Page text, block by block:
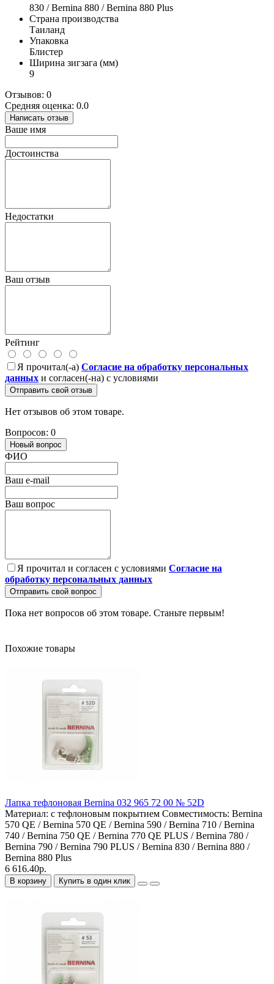
830 / Bernina 880 / Bernina 880 Plus
Страна производства
Таиланд
Упаковка
Блистер
Ширина зигзага (мм)
9
Отзывов: 0
Средняя оценка: 0.0
Написать отзыв
Ваше имя
Достоинства
Недостатки
Ваш отзыв
Рейтинг
Я прочитал(-а) Согласие на обработку персональных
данных и согласен(-на) с условиями
Отправить свой отзыв
Нет отзывов об этом товаре.
Вопросов: 0
Новый вопрос
ФИО
Ваш e-mail
Ваш вопрос
Я прочитал и согласен с условиями Согласие на
обработку персональных данных
Отправить свой вопрос
Пока нет вопросов об этом товаре. Станьте первым!
Похожие товары
Лапка тефлоновая Bernina 032 965 72 00 № 52D
Материал: с тефлоновым покрытием Совместимость: Bernina
570 QE / Bernina 570 QE / Bernina 590 / Bernina 710 / Bernina
740 / Bernina 750 QE / Bernina 770 QE PLUS / Bernina 780 /
Bernina 790 / Bernina 790 PLUS / Bernina 830 / Bernina 880 /
Bernina 880 Plus
6 616.40р.
В корзину Купить в один клик